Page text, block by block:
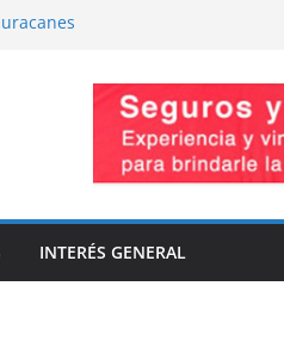
INTERÉS GENERAL